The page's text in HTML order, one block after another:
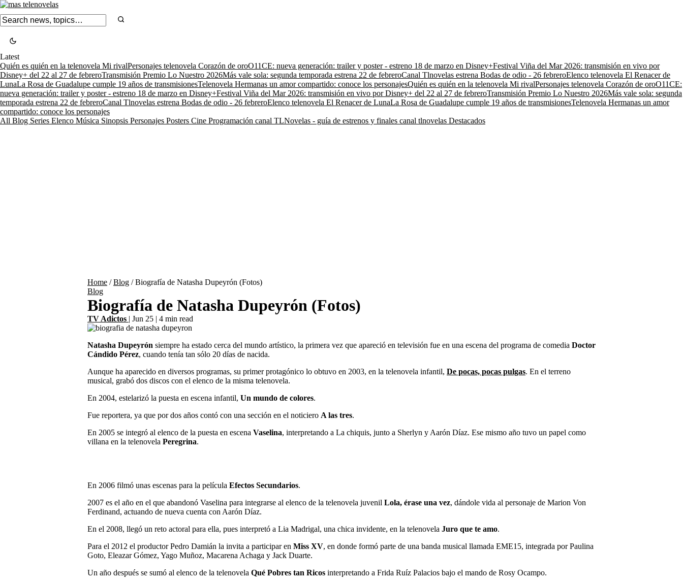
Latest
Quién es quién en la telenovela Mi rivalPersonajes telenovela Corazón de oroO11CE: nueva generación: trailer y poster - estreno 18 de marzo en Disney+Festival Viña del Mar 2026: transmisión en vivo por
Disney+ del 22 al 27 de febreroTransmisión Premio Lo Nuestro 2026Más vale sola: segunda temporada estrena 22 de febreroCanal Tlnovelas estrena Bodas de odio - 26 febreroElenco telenovela El Renacer de
LunaLa Rosa de Guadalupe cumple 19 años de transmisionesTelenovela Hermanas un amor compartido: conoce los personajesQuién es quién en la telenovela Mi rivalPersonajes telenovela Corazón de oroO11CE:
nueva generación: trailer y poster - estreno 18 de marzo en Disney+Festival Viña del Mar 2026: transmisión en vivo por Disney+ del 22 al 27 de febreroTransmisión Premio Lo Nuestro 2026Más vale sola: segunda
temporada estrena 22 de febreroCanal Tlnovelas estrena Bodas de odio - 26 febreroElenco telenovela El Renacer de LunaLa Rosa de Guadalupe cumple 19 años de transmisionesTelenovela Hermanas un amor
compartido: conoce los personajes
All Blog Series Elenco Música Sinopsis Personajes Posters Cine Programación canal TLNovelas - guía de estrenos y finales canal tlnovelas Destacados
Home /Blog /Biografía de Natasha Dupeyrón (Fotos)
Blog
Biografía de Natasha Dupeyrón (Fotos)
TV Adictos | Jun 25 | 4 min read
Natasha Dupeyrón siempre ha estado cerca del mundo artístico, la primera vez que apareció en televisión fue en una escena del programa de comedia Doctor
Cándido Pérez, cuando tenía tan sólo 20 días de nacida.
Aunque ha aparecido en diversos programas, su primer protagónico lo obtuvo en 2003, en la telenovela infantil, De pocas, pocas pulgas. En el terreno
musical, grabó dos discos con el elenco de la misma telenovela.
En 2004, estelarizó la puesta en escena infantil, Un mundo de colores.
Fue reportera, ya que por dos años contó con una sección en el noticiero A las tres.
En 2005 se integró al elenco de la puesta en escena Vaselina, interpretando a La chiquis, junto a Sherlyn y Aarón Díaz. Ese mismo año tuvo un papel como
villana en la telenovela Peregrina.
En 2006 filmó unas escenas para la película Efectos Secundarios.
2007 es el año en el que abandonó Vaselina para integrarse al elenco de la telenovela juvenil Lola, érase una vez, dándole vida al personaje de Marion Von
Ferdinand, actuando de nueva cuenta con Aarón Díaz.
En el 2008, llegó un reto actoral para ella, pues interpretó a Lia Madrigal, una chica invidente, en la telenovela Juro que te amo.
Para el 2012 el productor Pedro Damián la invita a participar en Miss XV, en donde formó parte de una banda musical llamada EME15, integrada por Paulina
Goto, Eleazar Gómez, Yago Muñoz, Macarena Achaga y Jack Duarte.
Un año después se sumó al elenco de la telenovela Qué Pobres tan Ricos interpretando a Frida Ruíz Palacios bajo el mando de Rosy Ocampo.